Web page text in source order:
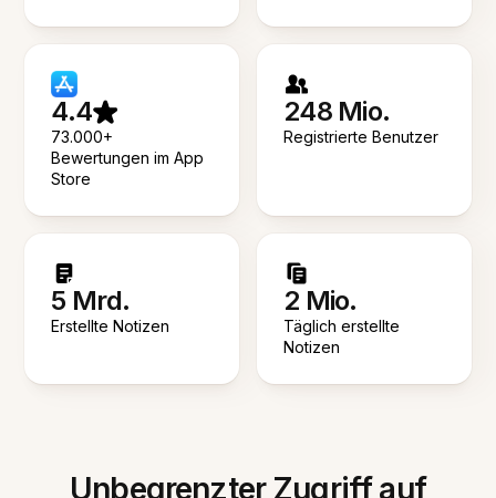
4.4
73.000+
Bewertungen im App
Store
248 Mio.
Registrierte Benutzer
5 Mrd.
Erstellte Notizen
2 Mio.
Täglich erstellte
Notizen
Unbegrenzter Zugriff auf